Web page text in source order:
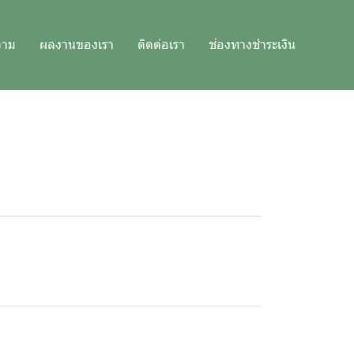
ม ผลงานของเรา ติดต่อเรา ช่องทางชำระเงิน